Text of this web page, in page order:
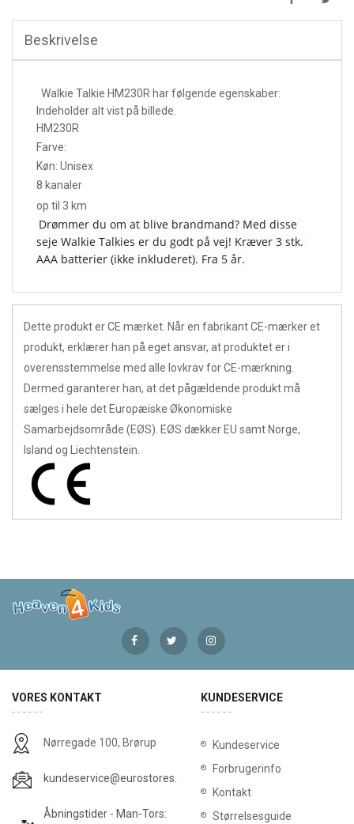
Beskrivelse
Walkie Talkie HM230R har følgende egenskaber:
Indeholder alt vist på billede.
HM230R
Farve:
Køn: Unisex
8 kanaler
op til 3 km
Drømmer du om at blive brandmand? Med disse
seje Walkie Talkies er du godt på vej! Kræver 3 stk.
AAA batterier (ikke inkluderet). Fra 5 år.
Dette produkt er CE mærket. Når en fabrikant CE-mærker et
produkt, erklærer han på eget ansvar, at produktet er i
overensstemmelse med alle lovkrav for CE-mærkning.
Dermed garanterer han, at det pågældende produkt må
sælges i hele det Europæiske Økonomiske
Samarbejdsområde (EØS). EØS dækker EU samt Norge,
Island og Liechtenstein.
VORES KONTAKT
Nørregade 100, Brørup
kundeservice@eurostores.dk
Åbningstider - Man-Tors:
KUNDESERVICE
Kundeservice
Forbrugerinfo
Kontakt
Størrelsesguide